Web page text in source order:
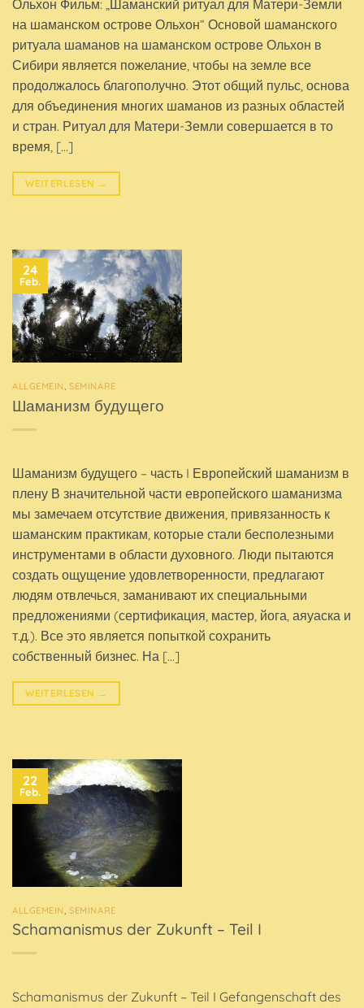
Ольхон Фильм: „Шаманский ритуал для Матери-Земли
на шаманском острове Ольхон“ Основой шаманского
ритуала шаманов на шаманском острове Ольхон в
Сибири является пожелание, чтобы на земле все
продолжалось благополучно. Этот общий пульс, основа
для объединения многих шаманов из разных областей
и стран. Ритуал для Матери-Земли совершается в то
время, […]
WEITERLESEN →
24
Feb.
ALLGEMEIN,SEMINARE
Шаманизм будущего
Шаманизм будущего – часть I Европейский шаманизм в
плену В значительной части европейского шаманизма
мы замечаем отсутствие движения, привязанность к
шаманским практикам, которые стали бесполезными
инструментами в области духовного. Люди пытаются
создать ощущение удовлетворенности, предлагают
людям отвлечься, заманивают их специальными
предложениями (сертификация, мастер, йога, аяуаска и
т.д.). Все это является попыткой сохранить
собственный бизнес. На […]
WEITERLESEN →
22
Feb.
ALLGEMEIN ,SEMINARE
Schamanismus der Zukunft – Teil I
Schamanismus der Zukunft – Teil I Gefangenschaft des